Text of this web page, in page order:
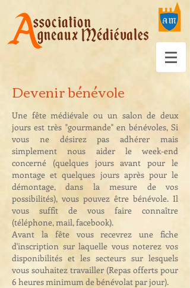
Devenir bénévole
Une fête médiévale ou un salon de deux
jours est très "gourmande" en bénévoles, Si
vous ne désirez pas adhérer mais
simplement nous aider le week-end
concerné (quelques jours avant pour le
montage et quelques jours après pour le
démontage, dans la mesure de vos
possibilités), vous pouvez être bénévole. Il
vous suffit de vous faire connaître
(téléphone, mail, facebook).
Avant la fête vous recevrez une fiche
d'inscription sur laquelle vous noterez vos
disponibilités et les secteurs sur lesquels
vous souhaitez travailler (Repas offerts pour
6 heures minimum de bénévolat par jour).